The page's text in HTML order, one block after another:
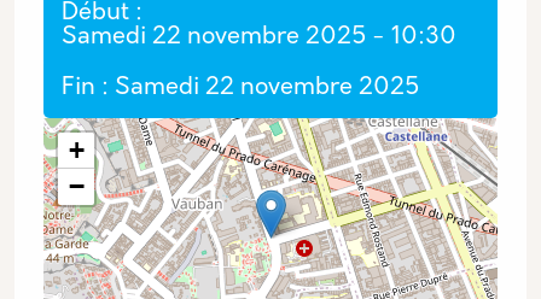
Début
Samedi 22 novembre 2025 - 10:30
Fin Samedi 22 novembre 2025
Coordonnées GPS
+
−